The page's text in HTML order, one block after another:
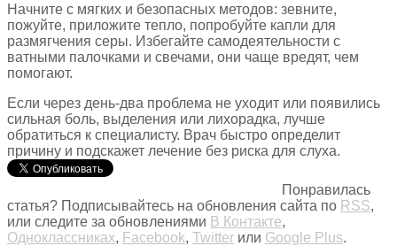
Начните с мягких и безопасных методов: зевните,
пожуйте, приложите тепло, попробуйте капли для
размягчения серы. Избегайте самодеятельности с
ватными палочками и свечами, они чаще вредят, чем
помогают.
Если через день‑два проблема не уходит или появились
сильная боль, выделения или лихорадка, лучше
обратиться к специалисту. Врач быстро определит
причину и подскажет лечение без риска для слуха.
Понравилась
статья? Подписывайтесь на обновления сайта по RSS,
или следите за обновлениями В Контакте,
Одноклассниках, Facebook, Twitter или Google Plus.